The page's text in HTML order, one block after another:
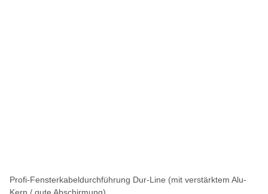
Profi-Fensterkabeldurchführung Dur-Line (mit verstärktem Alu-